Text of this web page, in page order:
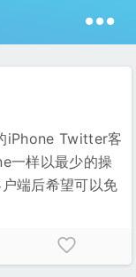
iPhone Twitter客
一样以最少的操
端后希望可以免